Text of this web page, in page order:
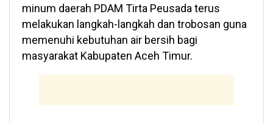
minum daerah PDAM Tirta Peusada terus
melakukan langkah-langkah dan trobosan guna
memenuhi kebutuhan air bersih bagi
masyarakat Kabupaten Aceh Timur.